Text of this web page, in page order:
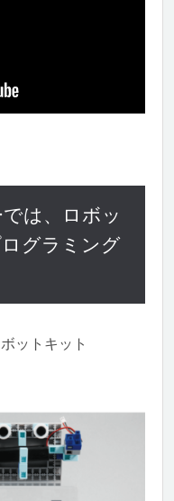
は、ロボッ
グラミング
ットキット